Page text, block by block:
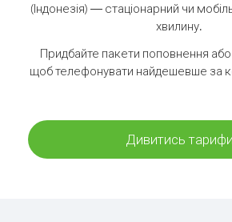
(Індонезія) — стаціонарний чи
хвилину.
Придбайте пакети поповнення
щоб телефонувати найдешевше за
Дивитись тарифи